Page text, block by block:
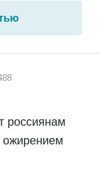
россиянам
ожирением